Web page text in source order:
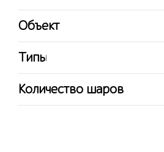
Объект
Типы
Количество шаров